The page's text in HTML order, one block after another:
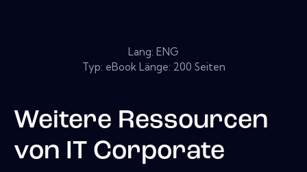
Lang: ENG
Typ: eBook Länge: 200 Seiten
Weitere Ressourcen
von IT Corporate